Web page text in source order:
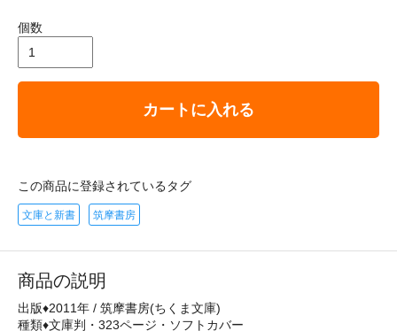
個数
カートに入れる
この商品に登録されているタグ
文庫と新書 筑摩書房
商品の説明
出版♦2011年 / 筑摩書房(ちくま文庫)
種類♦文庫判・323ページ・ソフトカバー